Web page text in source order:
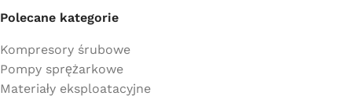
Polecane kategorie
Kompresory śrubowe
Pompy sprężarkowe
Materiały eksploatacyjne